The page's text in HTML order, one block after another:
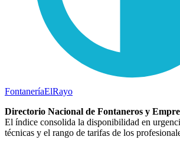
FontaneríaElRayo
Directorio Nacional de Fontaneros y
El índice consolida la disponibilidad en
técnicas y el rango de tarifas de los